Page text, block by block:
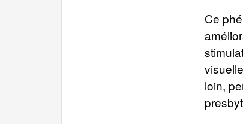
Ce
loin,